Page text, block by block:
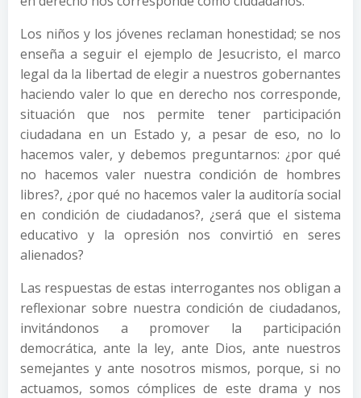
Los niños y los jóvenes reclaman honestidad; se nos
enseña a seguir el ejemplo de Jesucristo, el marco
legal da la libertad de elegir a nuestros gobernantes
haciendo valer lo que en derecho nos corresponde,
situación que nos permite tener participación
ciudadana en un Estado y, a pesar de eso, no lo
hacemos valer, y debemos preguntarnos: ¿por qué
no hacemos valer nuestra condición de hombres
libres?, ¿por qué no hacemos valer la auditoría social
en condición de ciudadanos?, ¿será que el sistema
educativo y la opresión nos convirtió en seres
alienados?
Las respuestas de estas interrogantes nos obligan a
reflexionar sobre nuestra condición de ciudadanos,
invitándonos a promover la participación
democrática, ante la ley, ante Dios, ante nuestros
semejantes y ante nosotros mismos, porque, si no
actuamos, somos cómplices de este drama y nos